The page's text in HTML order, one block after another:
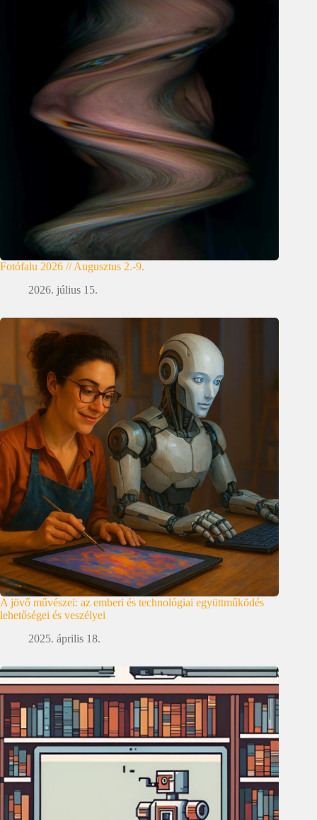
Fotófalu 2026 // Augusztus 2.-9.
2026. július 15.
A jövő művészei: az emberi és technológiai együttműködés
lehetőségei és veszélyei
2025. április 18.